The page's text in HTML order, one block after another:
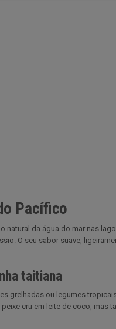
Pacífico
natural da água do mar nas
O seu sabor suave,
taitiana
grelhadas ou legumes
cru em leite de coco, mas